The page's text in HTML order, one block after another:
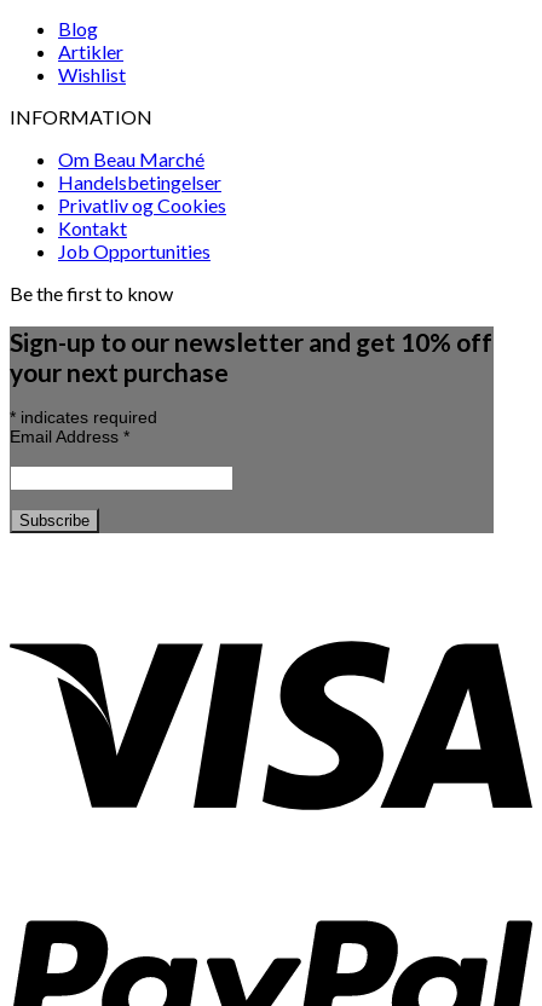
Blog
Artikler
Wishlist
INFORMATION
Om Beau Marché
Handelsbetingelser
Privatliv og Cookies
Kontakt
Job Opportunities
Be the first to know
Sign-up to our newsletter and get 10% off
your next purchase
* indicates required
Email Address *